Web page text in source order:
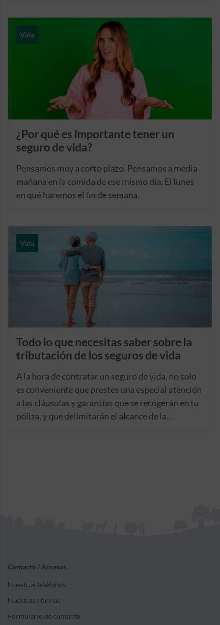
Vida
¿Por qué es importante tener un
seguro de vida?
Pensamos muy a corto plazo. Pensamos a media
mañana en la comida de ese mismo día. El lunes
en qué haremos el fin de semana.
Vida
Todo lo que necesitas saber sobre la
tributación de los seguros de vida
A la hora de contratar un seguro de vida, no solo
es conveniente que prestes una especial atención
a las cláusulas y garantías que se recogerán en tu
póliza, y que delimitarán el alcance de la
Contacto / Accesos
Nuestros teléfonos
Nuestras oficinas
Formulario de contacto